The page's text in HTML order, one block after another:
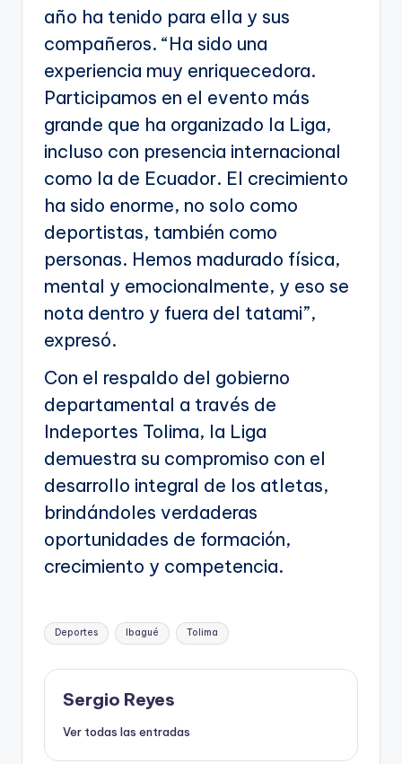
año ha tenido para ella y sus
compañeros. “Ha sido una
experiencia muy enriquecedora.
Participamos en el evento más
grande que ha organizado la Liga,
incluso con presencia internacional
como la de Ecuador. El crecimiento
ha sido enorme, no solo como
deportistas, también como
personas. Hemos madurado física,
mental y emocionalmente, y eso se
nota dentro y fuera del tatami”,
expresó.
Con el respaldo del gobierno
departamental a través de
Indeportes Tolima, la Liga
demuestra su compromiso con el
desarrollo integral de los atletas,
brindándoles verdaderas
oportunidades de formación,
crecimiento y competencia.
Etiquetas:
Deportes Ibagué Tolima
Sergio Reyes
Ver todas las entradas